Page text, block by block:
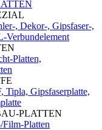
, Dekor-, Gipsfaser-,
Verbundelement
Platten,
Tipla, Gipsfaserplatte,
PLATTEN
Film-Platten